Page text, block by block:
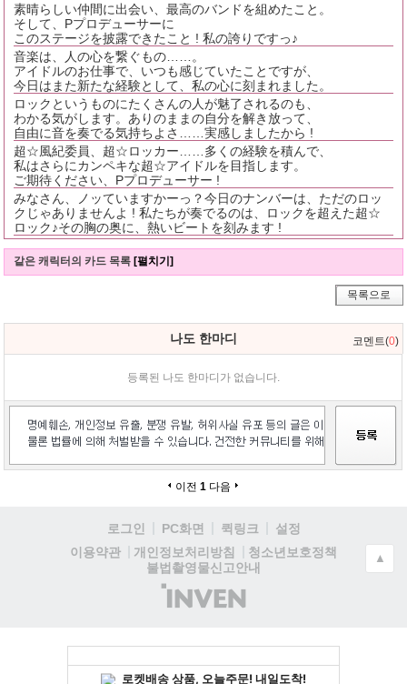
素晴らしい仲間に出会い、最高のバンドを組めたこと。
そして、Pプロデューサーに
このステージを披露できたこと ! 私の誇りですっ♪
音楽は、人の心を繋ぐもの……。
アイドルのお仕事で、いつも感じていたことですが、
今日はまた新たな経験として、私の心に刻まれました。
ロックというものにたくさんの人が魅了されるのも、
わかる気がします。ありのままの自分を解き放って、
自由に音を奏でる気持ちよさ……実感しましたから !
超☆風紀委員、超☆ロッカー……多くの経験を積んで、
私はさらにカンペキな超☆アイドルを目指します。
ご期待ください、Pプロデューサー !
みなさん、ノッていますかーっ？今日のナンバーは、ただのロッ
クじゃありませんよ ! 私たちが奏でるのは、ロックを超えた超☆
ロック♪その胸の奥に、熱いビートを刻みます !
같은 캐릭터의 카드 목록[펼치기]
목록으로
나도 한마디 코멘트(0)
등록된 나도 한마디가 없습니다.
이전 1 다음
로그인 PC화면 퀵링크
설정
이용약관
개인정보처리방침
청소년보호정책
불법촬영물신고안내
(주)
인
▲